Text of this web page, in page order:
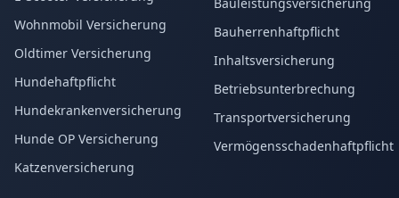
Wohnmobil Versicherung
Oldtimer Versicherung
Hundehaftpflicht
Hundekrankenversicherung
Hunde OP Versicherung
Katzenversicherung
Bauherrenhaftpflicht
Inhaltsversicherung
Betriebsunterbrechung
Transportversicherung
Vermögensschadenhaftpflicht